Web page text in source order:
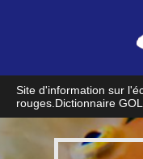
Site d'information sur
rouges. Dictionnaire